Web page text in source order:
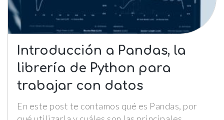
Introducción a Pandas, la
librería de Python para
trabajar con datos
En este post te contamos qué es Pandas, por